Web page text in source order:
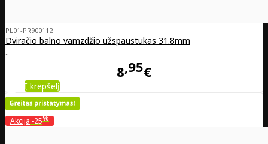
PL01-PR900112
Dviračio balno vamzdžio užspaustukas 31.8mm
..
8 95€
Į krepšelį
Akcija -25%